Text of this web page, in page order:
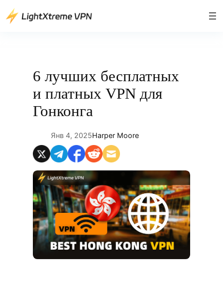
Перейти
6 лучших бесплатных
и платных VPN для
Гонконга
Янв 4, 2025Harper Moore